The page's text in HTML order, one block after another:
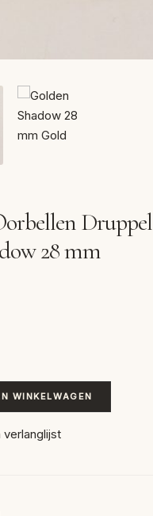
Druppel
28 mm
WINKELWAGEN
verlanglijst